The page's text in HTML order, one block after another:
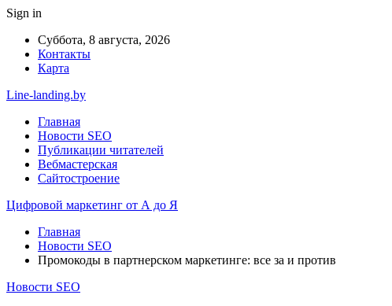
Sign in
Суббота, 8 августа, 2026
Контакты
Карта
Line-landing.by
Главная
Новости SEO
Публикации читателей
Вебмастерская
Сайтостроение
Цифровой маркетинг от А до Я
Главная
Новости SEO
Промокоды в партнерском маркетинге: все за и против
Новости SEO